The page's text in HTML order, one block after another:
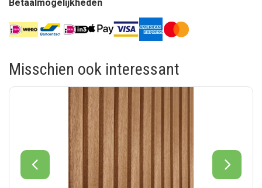
Betaalmogelijkheden
Misschien ook interessant